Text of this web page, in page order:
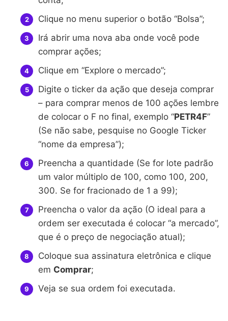
Clique no menu superior o botão “Bolsa”;
Irá abrir uma nova aba onde você pode
comprar ações;
Clique em “Explore o mercado”;
Digite o ticker da ação que deseja comprar
– para comprar menos de 100 ações lembre
de colocar o F no final, exemplo “PETR4F”
(Se não sabe, pesquise no Google Ticker
“nome da empresa”);
Preencha a quantidade (Se for lote padrão
um valor múltiplo de 100, como 100, 200,
300. Se for fracionado de 1 a 99);
Preencha o valor da ação (O ideal para a
ordem ser executada é colocar “a mercado”,
que é o preço de negociação atual);
Coloque sua assinatura eletrônica e clique
em Comprar;
Veja se sua ordem foi executada.